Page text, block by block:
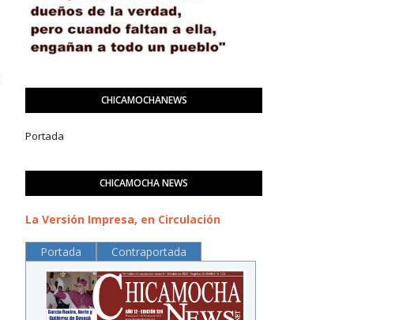
CHICAMOCHANEWS
Portada
CHICAMOCHA NEWS
La Versión Impresa, en Circulación
Portada Contraportada